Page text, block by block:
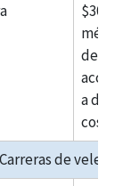
$300
a
Carreras de